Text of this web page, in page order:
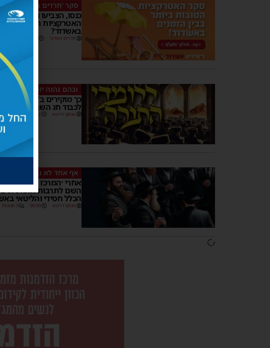
סקר 'חרדים אשדוד'
כנסו, הצביעו והשפיעו:
האטרקציות הטובות
באשדוד?
חרדים אשדוד
ובהם נהגה יומם ולילה
כך מוקירים ב’מעגלים’
לכבוד חג השבועות
מנחם דויטש 15:02 1 תגובות
אף אחד לא נשאר בחוץ
אחרי ׳המרכז למורשת׳
השם לתרבות התורנית
הכלל חסידי והליטאי
מנחם דויטש 09:00 2 תגובות